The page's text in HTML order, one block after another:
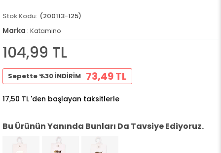
(200113-125)
Marka : Katamino
104,99 TL
Sepette %30 İNDİRİM 73,49 TL
17,50 TL 'den başlayan taksitlerle
Bu Ürünün Yanında Bunları Da Tavsiye Ediyoruz.